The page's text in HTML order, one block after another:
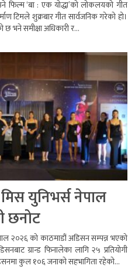
फिल्म ‘बा : एक योद्धा’को लोकलयको गीत
टिमले शुक्रबार गीत सार्वजनिक गरेको हो।
भने समीक्षा अधिकारी र...
युनिभर्स नेपाल
छनोट
२०२६ को काठमाडौं अडिसन सम्पन्न भएको
ग्रान्ड फिनालेका लागि २५ प्रतियोगी
कुल १०६ जनाको सहभागिता रहेको...